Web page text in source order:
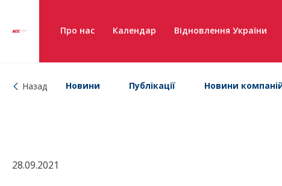
Про нас Календар Відновлення України
Назад Новини Публікації Новини
28.09.2021